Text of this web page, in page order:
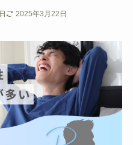
2025年3月22日